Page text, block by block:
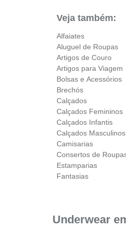
Veja também:
Alfaiates
Aluguel de Roupas
Artigos de Couro
Artigos para Viagem
Bolsas e Acessórios
Brechós
Calçados
Calçados Femininos
Calçados Infantis
Calçados Masculinos
Camisarias
Consertos de
Estamparias
Fantasias
Underwear